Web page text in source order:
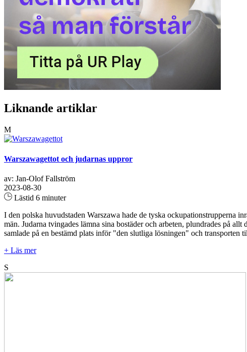
Liknande artiklar
M
Warszawagettot och judarnas uppror
av: Jan-Olof Fallström
2023-08-30
Lästid 6 minuter
I den polska huvudstaden Warszawa hade de tyska ockupationstrupperna
män. Judarna tvingades lämna sina bostäder och arbeten, plundrades på
samlade på en bestämd plats inför "den slutliga lösningen" och transporten
+ Läs mer
S